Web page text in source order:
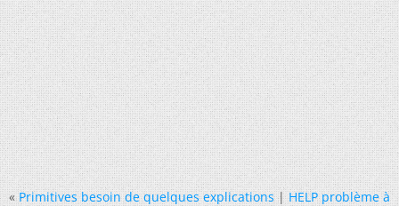
« Primitives besoin de quelques explications|HELP problème à